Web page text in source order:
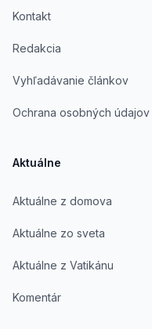
Kontakt
Redakcia
Vyhľadávanie článkov
Ochrana osobných údajov
Aktuálne
Aktuálne z domova
Aktuálne zo sveta
Aktuálne z Vatikánu
Komentár